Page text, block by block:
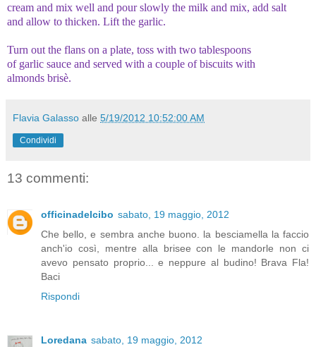
cream and mix well and pour slowly the milk and mix, add salt
and allow to thicken. Lift the garlic.
Turn out the flans on a plate, toss with two tablespoons
of garlic sauce and served with a couple of biscuits with
almonds brisè.
Flavia Galasso alle 5/19/2012 10:52:00 AM
Condividi
13 commenti:
officinadelcibo sabato, 19 maggio, 2012
Che bello, e sembra anche buono. la besciamella la faccio
anch'io così, mentre alla brisee con le mandorle non ci
avevo pensato proprio... e neppure al budino! Brava Fla!
Baci
Rispondi
Loredana sabato, 19 maggio, 2012